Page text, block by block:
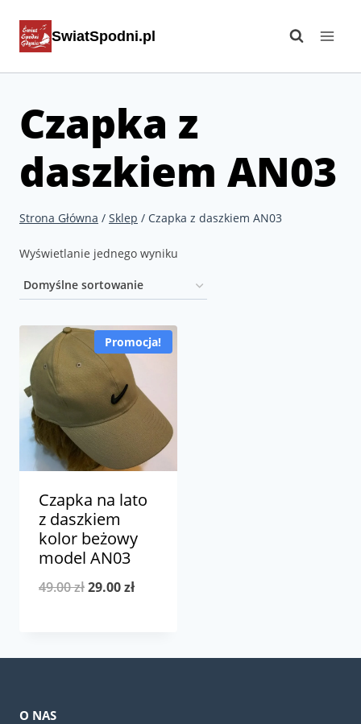
SwiatSpodni.pl
Czapka z
daszkiem AN03
Strona Główna / Sklep / Czapka z daszkiem AN03
Wyświetlanie jednego wyniku
Promocja!
Czapka na lato
z daszkiem
kolor beżowy
model AN03
49.00złPierwotna
49.00 zł.
29.00złAktualna
29.00 zł.
O NAS